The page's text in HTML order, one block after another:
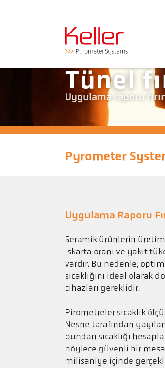
Tünel
Uygulama raporu
Pyrometer
Uygulama Raporu
Seramik ürünlerin
ıskarta oranı ve yakıt
vardır. Bu nedenle,
sıcaklığını ideal olarak
cihazları gereklidir.
Pirometreler sıcaklık
Nesne tarafından
bundan sıcaklığı
böylece güvenli bir
milisaniye içinde